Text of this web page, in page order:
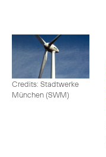
Credits: Stadtwerke
München (SWM)